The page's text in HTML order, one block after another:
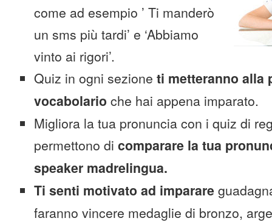
come ad esempio ’ Ti manderò
un sms più tardi’ e ‘Abbiamo
vinto ai rigori’.
Quiz in ogni sezione ti metteranno alla
vocabolario che hai appena imparato.
Migliora la tua pronuncia con i quiz di
permettono di comparare la tua
speaker madrelingua.
Ti senti motivato ad imparare
faranno vincere medaglie di bronzo,